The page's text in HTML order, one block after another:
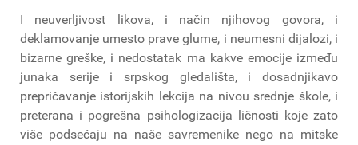
I neuverljivost likova, i način njihovog govora, i
deklamovanje umesto prave glume, i neumesni dijalozi, i
bizarne greške, i nedostatak ma kakve emocije između
junaka serije i srpskog gledališta, i dosadnjikavo
prepričavanje istorijskih lekcija na nivou srednje škole, i
preterana i pogrešna psihologizacija ličnosti koje zato
više podsećaju na naše savremenike nego na mitske